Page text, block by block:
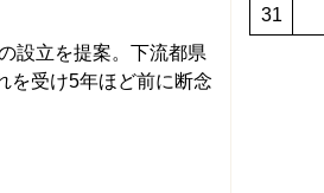
設立を提案。下流都県
を受け5年ほど前に断念
31